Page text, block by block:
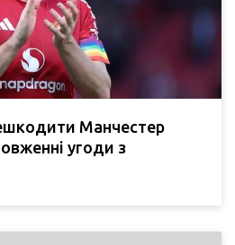
Манчестер
угоди з